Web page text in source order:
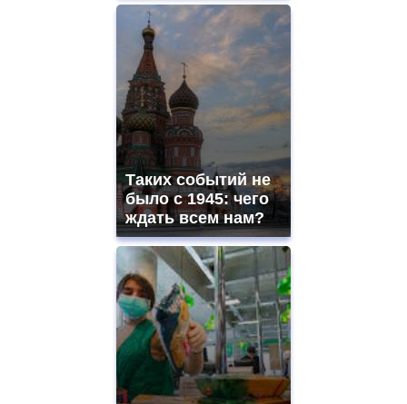
Таких событий не
было с 1945: чего
ждать всем нам?